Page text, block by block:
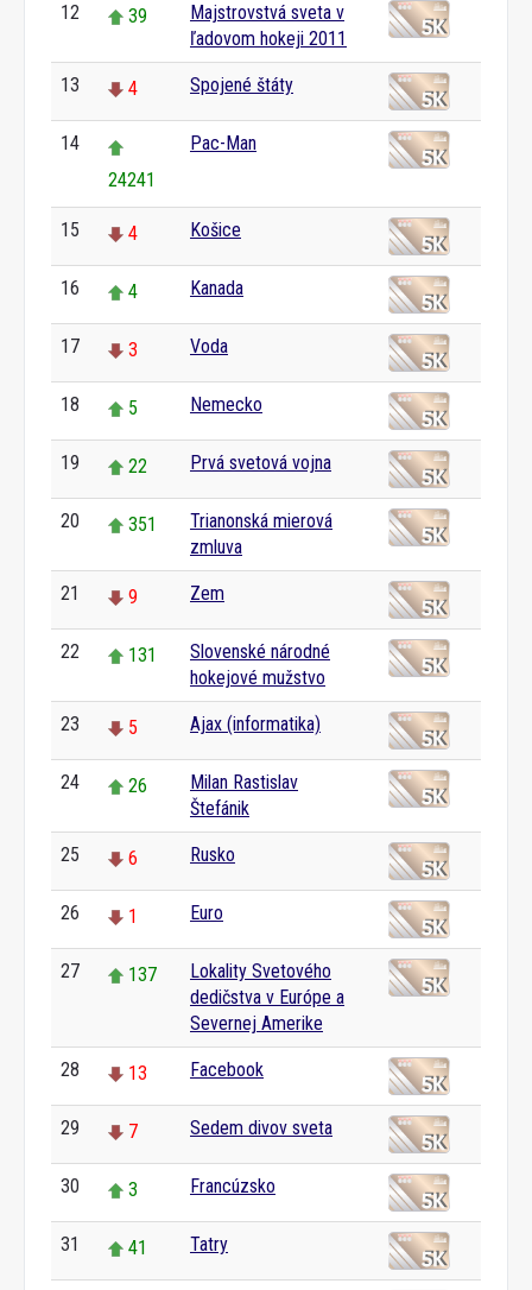
12 39
Majstrovstvá sveta v
ľadovom hokeji 2011
13 4 Spojené štáty
14
24241
Pac-Man
15 4 Košice
16 4 Kanada
17 3 Voda
18 5 Nemecko
19 22 Prvá svetová vojna
20 351
Trianonská mierová
zmluva
21 9 Zem
22 131
Slovenské národné
hokejové mužstvo
23 5 Ajax (informatika)
24 26
Milan Rastislav
Štefánik
25 6 Rusko
26 1 Euro
27 137
Lokality Svetového
dedičstva v Európe a
Severnej Amerike
28 13 Facebook
29 7 Sedem divov sveta
30 3 Francúzsko
31 41 Tatry